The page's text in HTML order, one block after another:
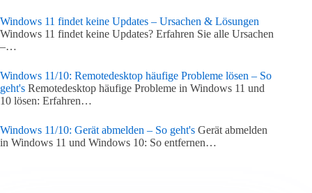
Windows 11 findet keine Updates – Ursachen & Lösungen
Windows 11 findet keine Updates? Erfahren Sie alle Ursachen
–…
Windows 11/10: Remotedesktop häufige Probleme lösen – So
geht's Remotedesktop häufige Probleme in Windows 11 und
10 lösen: Erfahren…
Windows 11/10: Gerät abmelden – So geht's Gerät abmelden
in Windows 11 und Windows 10: So entfernen…